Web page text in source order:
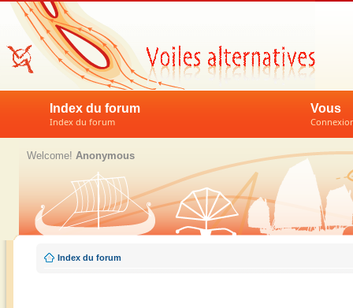
Index du forum
Index du forum
Vous
Welcome! Anonymous
Index du forum